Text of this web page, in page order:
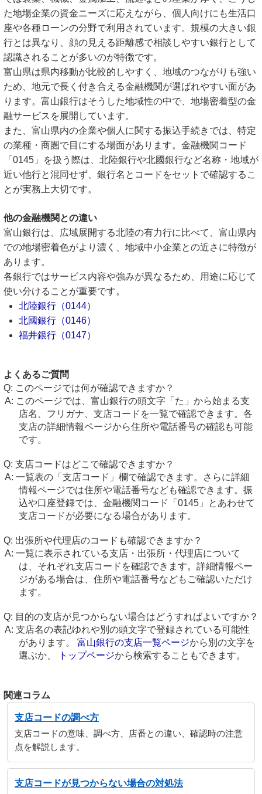
た地場企業の資金ニーズに応えながら、個人向けにも生活口
座や各種ローンの分野で利用されています。規模の大きい銀
行とは異なり、顔の見える距離感で相談しやすい銀行として
認識されることが多いのが特徴です。
富山県は県内移動が比較的しやすく、地域のつながりも強い
ため、地元で長く付き合える金融機関が選ばれやすい面があ
ります。富山銀行はそうした地域性の中で、地場密着型の金
融サービスを展開しています。
また、富山県内の企業や個人に関する振込手続きでは、特定
の業種・商圏で目にする場面があります。金融機関コード
「0145」を扱う際は、北陸銀行や北國銀行など名称・地域が
近い他行と混同せず、銀行名とコードをセットで確認するこ
とが実務上大切です。
他の金融機関との違い
富山銀行は、広域展開する北陸の有力行に比べて、富山県内
での地場密着色がより濃く、地域中小企業との近さに特徴が
あります。
各銀行ではサービス内容や強みが異なるため、用途に応じて
使い分けることが重要です。
北陸銀行（0144）
北國銀行（0146）
福井銀行（0147）
よくあるご質問
このページでは何が確認できますか？
このページでは、富山銀行の頭文字「た」から始まる支
店名、フリガナ、支店コードを一覧で確認できます。各
支店の詳細情報ページから住所や電話番号の確認も可能
です。
支店コードはどこで確認できますか？
一覧表の「支店コード」欄で確認できます。さらに詳細
情報ページでは住所や電話番号なども確認できます。振
込や口座登録では、金融機関コード「0145」とあわせて
支店コードが必要になる場合があります。
出張所や代理店のコードも確認できますか？
一覧に表示されている支店・出張所・代理店について
は、それぞれ支店コードを確認できます。詳細情報ペー
ジがある場合は、住所や電話番号などもご確認いただけ
ます。
目的の支店が見つからない場合はどうすればよいですか？
支店名の表記ゆれや別の頭文字で登録されている可能性
があります。 富山銀行の支店一覧ページから別の文字を
選ぶか、
トップページから検索することもできます。
関連コラム
支店コードの調べ方
支店コードの意味、調べ方、店番との違い、確認時の注意
点を解説します。
支店コードが見つからない場合の対処法